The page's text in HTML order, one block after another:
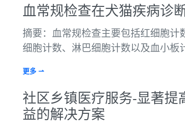
血常规检查在犬猫疾病诊
摘要：血常规检查主要包括红细胞
细胞计数、淋巴细胞计数以及血小板
更多 ⇀
社区乡镇医疗服务-显著
益的解决方案